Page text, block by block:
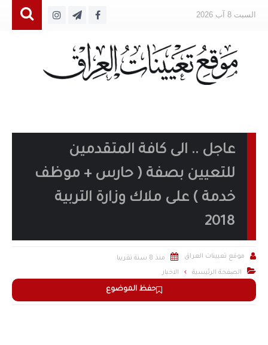
السبت 8 آب 2026
عاجل .. الى كافة المتقدمين
للتعيين بصفة ( حارس + موظف
خدمة ) على ملاك وزارة التربية
2018
حفظ الموضوع
 موقع تعيينات العراق  منذ 8 سنة تقريبا
 الصفحة الرئيسية الاخبار